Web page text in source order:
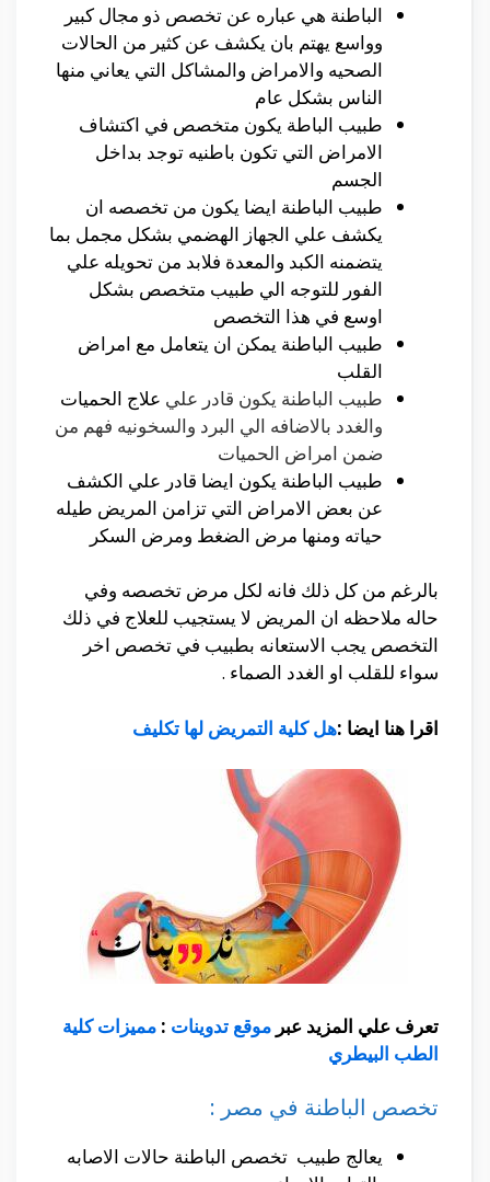
الباطنة هي عباره عن تخصص ذو مجال كبير
وواسع يهتم بان يكشف عن كثير من الحالات
الصحيه والامراض والمشاكل التي يعاني منها
الناس بشكل عام
طبيب الباطة يكون متخصص في اكتشاف
الامراض التي تكون باطنيه توجد بداخل
الجسم
طبيب الباطنة ايضا يكون من تخصصه ان
يكشف علي الجهاز الهضمي بشكل مجمل بما
يتضمنه الكبد والمعدة فلابد من تحويله علي
الفور للتوجه الي طبيب متخصص بشكل
اوسع في هذا التخصص
طبيب الباطنة يمكن ان يتعامل مع امراض
القلب
طبيب الباطنة يكون قادر علي علاج الحميات
والغدد بالاضافه الي البرد والسخونيه فهم من
ضمن امراض الحميات
طبيب الباطنة يكون ايضا قادر علي الكشف
عن بعض الامراض التي تزامن المريض طيله
حياته ومنها مرض الضغط ومرض السكر
بالرغم من كل ذلك فانه لكل مرض تخصصه وفي
حاله ملاحظه ان المريض لا يستجيب للعلاج في ذلك
التخصص يجب الاستعانه بطبيب في تخصص اخر
سواء للقلب او الغدد الصماء .
اقرا هنا ايضا :هل كلية التمريض لها تكليف
تعرف علي المزيد عبر موقع تدوينات : مميزات كلية
الطب البيطري
تخصص الباطنة في مصر :
يعالج طبيب تخصص الباطنة حالات الاصابه